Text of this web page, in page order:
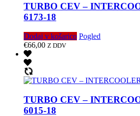
TURBO CEV –
6173-18
Dodaj v košarico Pogled
€66,00 Z DDV
TURBO CEV –
6015-18